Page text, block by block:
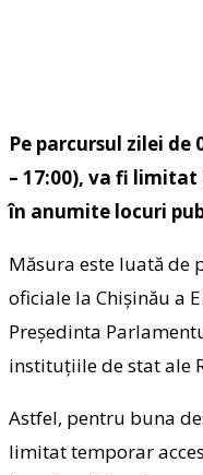
Pe parcursul zilei de
– 17:00), va fi
în anumite locuri
Măsura este luată de
oficiale la Chișinău a
Președinta
instituțiile de stat ale
Astfel, pentru buna
limitat temporar